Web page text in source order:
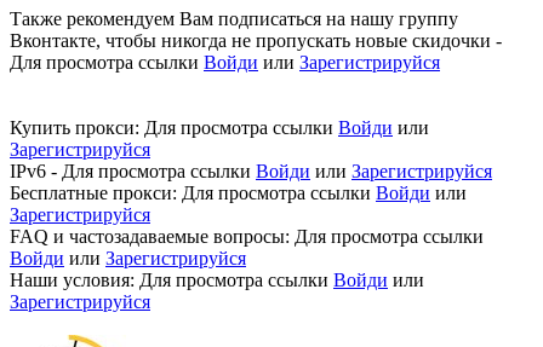
Также рекомендуем Вам подписаться на нашу группу
Вконтакте, чтобы никогда не пропускать новые скидочки -
Для просмотра ссылки Войди или Зарегистрируйся
Купить прокси: Для просмотра ссылки Войди или
Зарегистрируйся
IPv6 - Для просмотра ссылки Войди или Зарегистрируйся
Бесплатные прокси: Для просмотра ссылки Войди или
Зарегистрируйся
FAQ и частозадаваемые вопросы: Для просмотра ссылки
Войди или Зарегистрируйся
Наши условия: Для просмотра ссылки Войди или
Зарегистрируйся